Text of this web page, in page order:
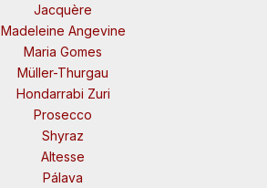
Jacquère
Madeleine Angevine
Maria Gomes
Müller-Thurgau
Hondarrabi Zuri
Prosecco
Shyraz
Altesse
Pálava